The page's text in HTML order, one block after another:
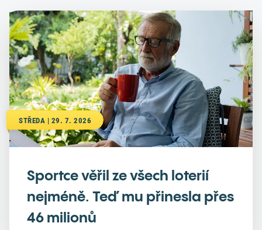
STŘEDA | 29. 7. 2026
Sportce věřil ze všech loterií
nejméně. Teď mu přinesla přes
46 milionů